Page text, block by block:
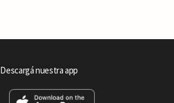
Descargá nuestra app